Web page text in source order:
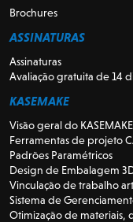
Brochures
ASSINATURAS
Assinaturas
Avaliação gratuita de 14
KASEMAKE
Visão geral do KASEMAKE
Ferramentas de projeto
Padrões Paramétricos
Design de Embalagem
Vinculação de trabalho
Sistema de
Otimização de materiais,